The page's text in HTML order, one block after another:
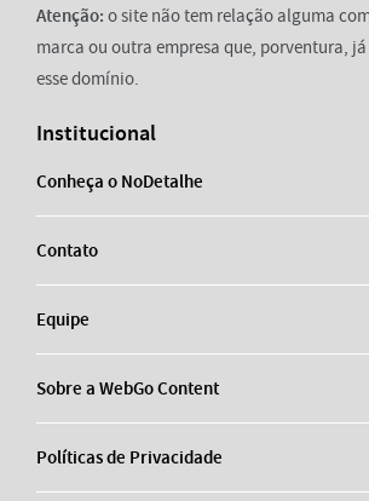
Atenção: o site não tem relação alguma
marca ou outra empresa que, porventura,
esse domínio.
Institucional
Conheça o NoDetalhe
Contato
Equipe
Sobre a WebGo Content
Políticas de Privacidade